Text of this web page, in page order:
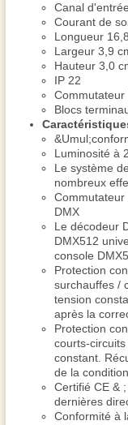
Canal
Courant de
Longueur
Largeur 3,9
Hauteur 3,0
IP 22
Commutateur
Blocs
Luminosité à
Le système
nombreux
Commutateur
DMX
Le décodeur
DMX512
console
Protection
surchauffes /
tension
après la
Protection
courts-
constant.
de la
Certifié CE &
dernières
Conformité à